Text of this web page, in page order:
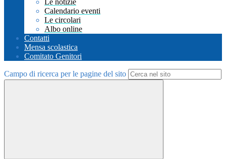
Le notizie
Calendario eventi
Le circolari
Albo online
Contatti
Mensa scolastica
Comitato Genitori
Campo di ricerca per le pagine del sito